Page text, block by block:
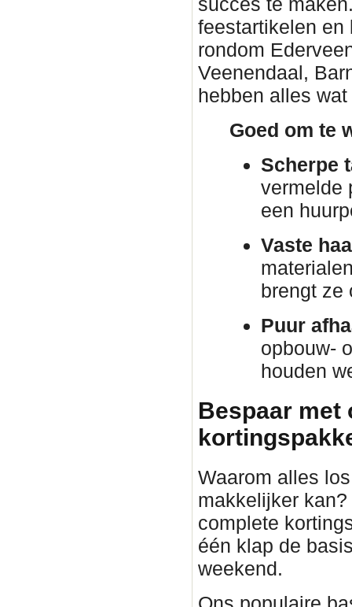
feestartikelen en
rondom
Veenendaal,
hebben alles
Goed om te
Scherpe
vermelde
een
Vaste
brengt
Puur
opbouw-
houden
Bespaar met
Waarom alles
makkelijker
complete
één klap de
weekend.